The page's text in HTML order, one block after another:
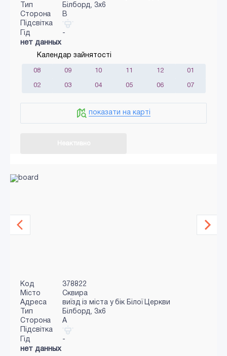
Тип
Білборд, 3х6
Сторона
B
Підсвітка
Гід
-
нет данных
Календар зайнятості
08 09 10 11 12 01
02 03 04 05 06 07
показати на карті
Код
378822
Місто
Сквира
Адреса
виїзд із міста у бік Білої Церкви
Тип
Білборд, 3х6
Сторона
A
Підсвітка
Гід
-
нет данных